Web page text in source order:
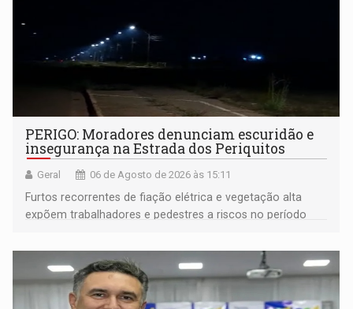
PERIGO: Moradores denunciam escuridão e
insegurança na Estrada dos Periquitos
Geral 06 de Agosto de 2026 às 15:11
Furtos recorrentes de fiação elétrica e vegetação alta
expõem trabalhadores e pedestres a riscos no período